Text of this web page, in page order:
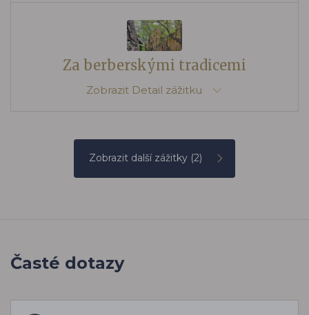
Za berberskými tradicemi
Zobrazit Detail zážitku
Zobrazit další zážitky (2)
Časté dotazy